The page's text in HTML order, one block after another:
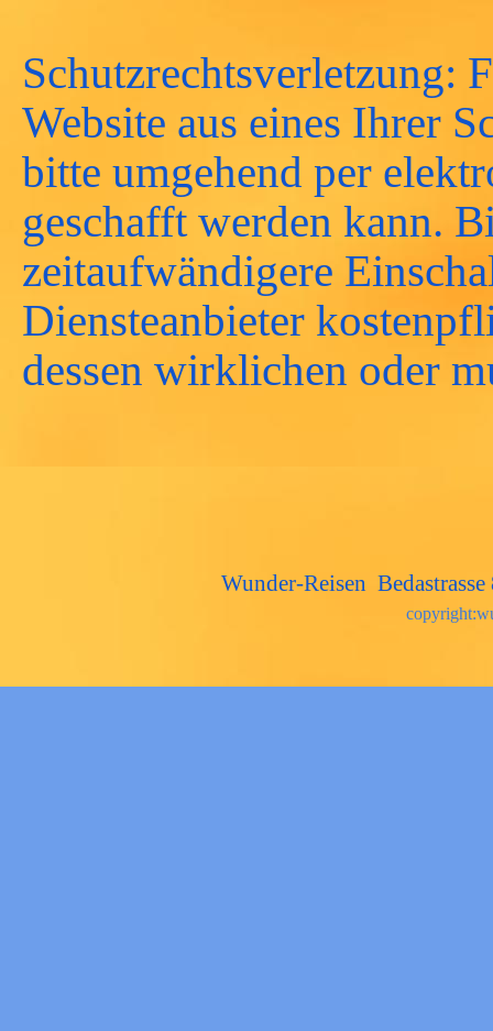
Schutzrechtsverletzung:
Website aus eines Ihrer
bitte umgehend per
geschafft werden kann.
zeitaufwändigere
Diensteanbieter
dessen wirklichen oder
Wunder-Reisen